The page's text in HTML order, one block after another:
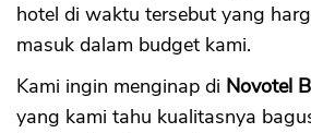
hotel di waktu tersebut yang
masuk dalam budget kami.
Kami ingin menginap di Novotel
yang kami tahu kualitasnya